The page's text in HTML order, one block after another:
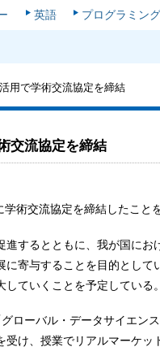
英語 プログラミング
用で学術交流協定を締結
交流協定を締結
術交流協定を締結したこと
するとともに、我が国にお
寄与することを目的として
ていくことを予定している。
ローバル・データサイエン
け、授業でリアルマーケッ